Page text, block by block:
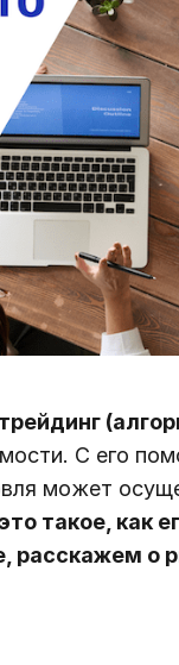
С его
может
такое, как
расскажем о